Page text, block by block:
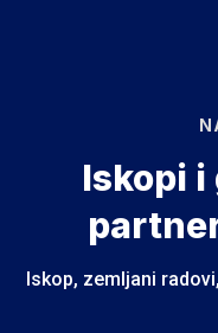
Iskopi i
Iskop, zemljani